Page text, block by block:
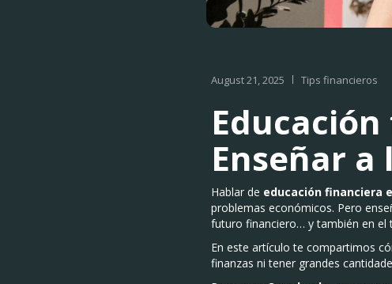
August 21, 2025 Tips financieros
Enseñar
Hablar de educación financiera
problemas económicos. Pero
futuro financiero… y también en el
En este artículo te compartimos
finanzas ni tener grandes